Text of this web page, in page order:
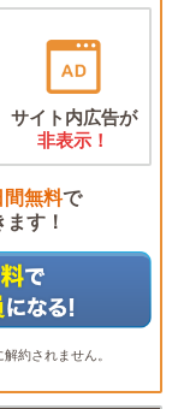
サイト内広告が
非表示！
無料で
す！
約されません。